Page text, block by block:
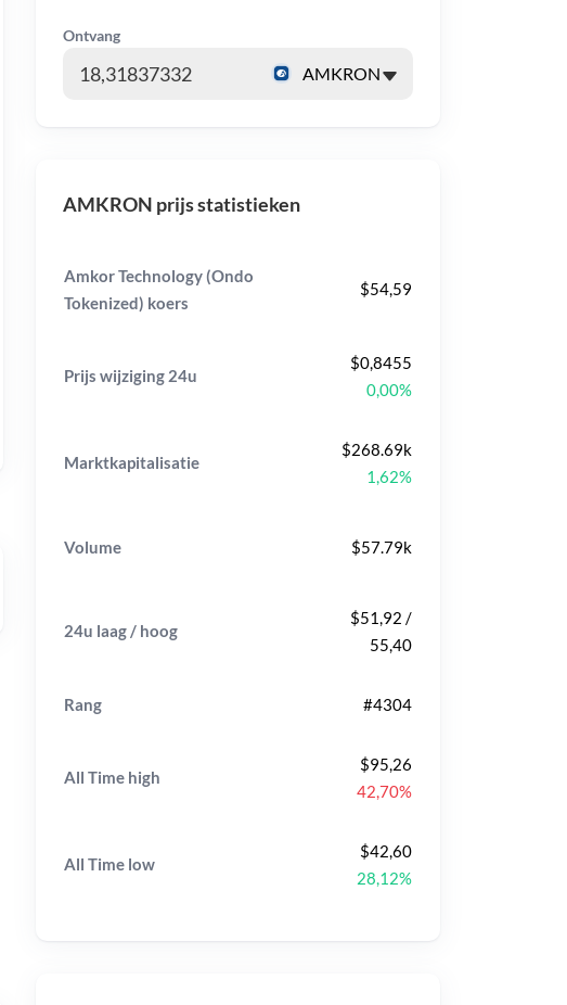
Ontvang
AMKRON prijs statistieken
Amkor Technology (Ondo
Tokenized) koers
$54,59
Prijs wijziging 24u
$0,8455
0,00%
Marktkapitalisatie
$268.69k
1,62%
Volume $57.79k
24u laag / hoog
$51,92 /
55,40
Rang #4304
All Time high
$95,26
42,70%
All Time low
$42,60
28,12%